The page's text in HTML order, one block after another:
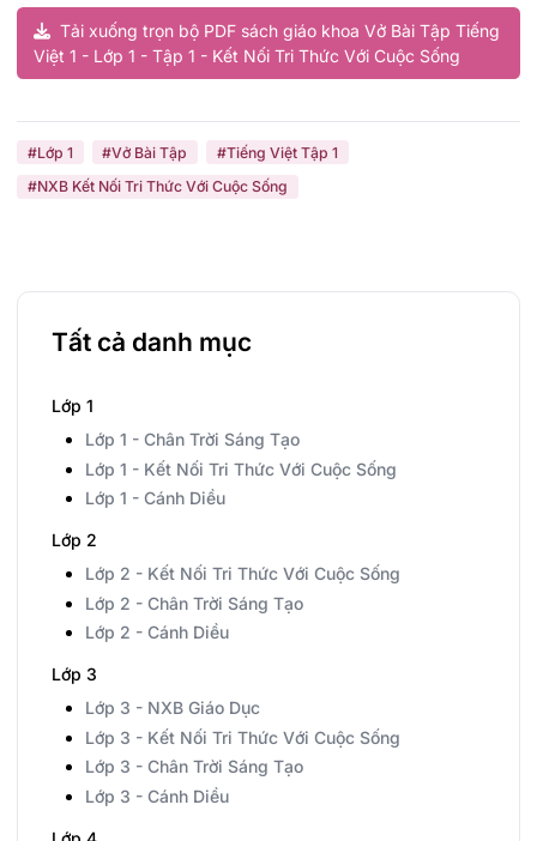
Tải xuống trọn bộ PDF sách giáo khoa Vở Bài Tập Tiếng
Việt 1 - Lớp 1 - Tập 1 - Kết Nối Tri Thức Với Cuộc Sống
#Lớp 1 #Vở Bài Tập
#Tiếng Việt Tập 1
#NXB Kết Nối Tri Thức Với Cuộc Sống
Tất cả danh mục
Lớp 1
Lớp 1 - Chân Trời Sáng Tạo
Lớp 1 - Kết Nối Tri Thức Với Cuộc Sống
Lớp 1 - Cánh Diều
Lớp 2
Lớp 2 - Kết Nối Tri Thức Với Cuộc Sống
Lớp 2 - Chân Trời Sáng Tạo
Lớp 2 - Cánh Diều
Lớp 3
Lớp 3 - NXB Giáo Dục
Lớp 3 - Kết Nối Tri Thức Với Cuộc Sống
Lớp 3 - Chân Trời Sáng Tạo
Lớp 3 - Cánh Diều